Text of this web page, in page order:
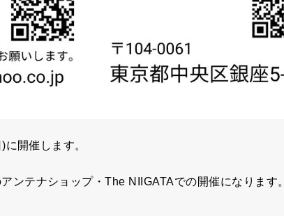
開催します。
ンテナショップ・The NIIGATAでの開催になります。